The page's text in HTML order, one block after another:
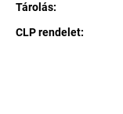
Tárolás:
CLP rendelet: